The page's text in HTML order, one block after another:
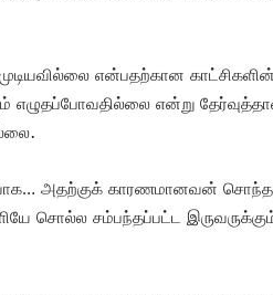
என்பதற்கான
என்று
அதற்குக் காரணமானவன்
சொல்ல சம்பந்தப்பட்ட